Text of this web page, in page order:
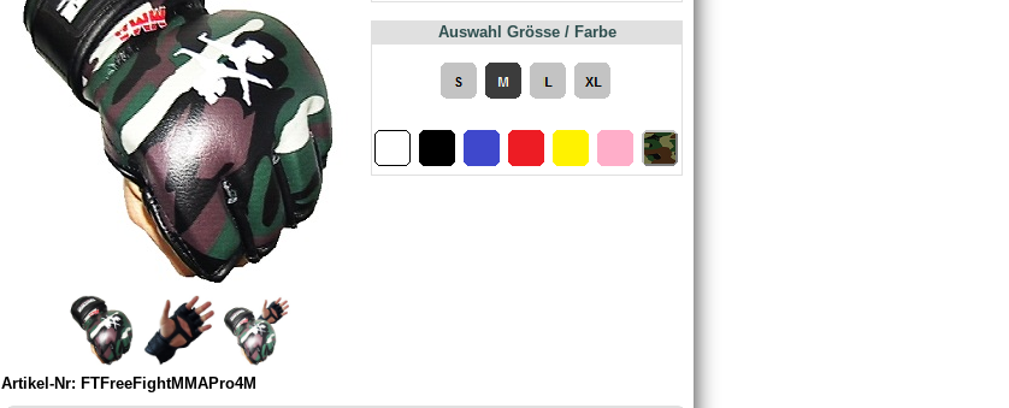
Artikel-Nr: FTFreeFightMMAPro4M
Auswahl Grösse / Farbe